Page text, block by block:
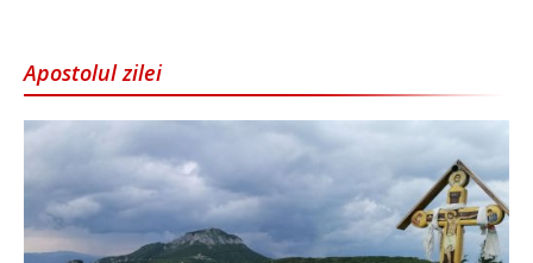
Apostolul zilei